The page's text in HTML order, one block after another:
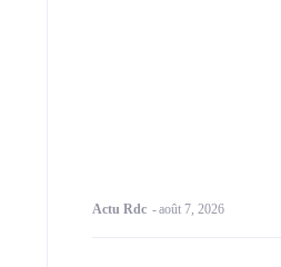
Actu Rdc -août 7, 2026